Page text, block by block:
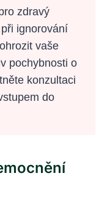
zdravý
ignorování
vaše
pochybnosti o
konzultaci
do